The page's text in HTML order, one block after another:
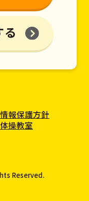
報保護方針
操教室
Reserved.